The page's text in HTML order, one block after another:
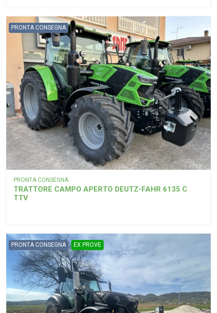
PRONTA CONSEGNA
PRONTA CONSEGNA
TRATTORE CAMPO APERTO DEUTZ-FAHR 6135 C
TTV
PRONTA CONSEGNA EX PROVE